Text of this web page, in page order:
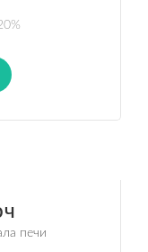
печи